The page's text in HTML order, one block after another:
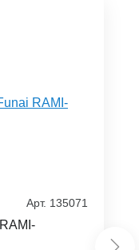
Арт. 135071